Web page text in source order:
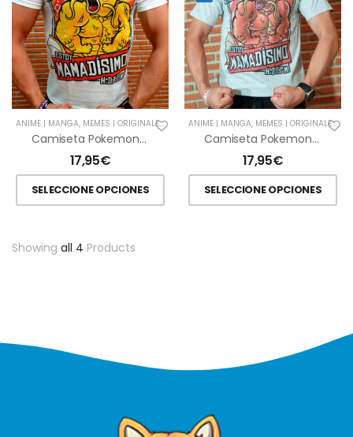
ANIME | MANGA, MEMES | ORIGINALES , VER TODAS, VIDEOJUEGOS
Camiseta Pokemon Mamadisimo Shiny
17,95€
SELECCIONE OPCIONES
ANIME | MANGA, MEMES | ORIGINALES ,
Camiseta Pokemon Mamadísimo
17,95€
SELECCIONE OPCIONES
Showing all 4 Products